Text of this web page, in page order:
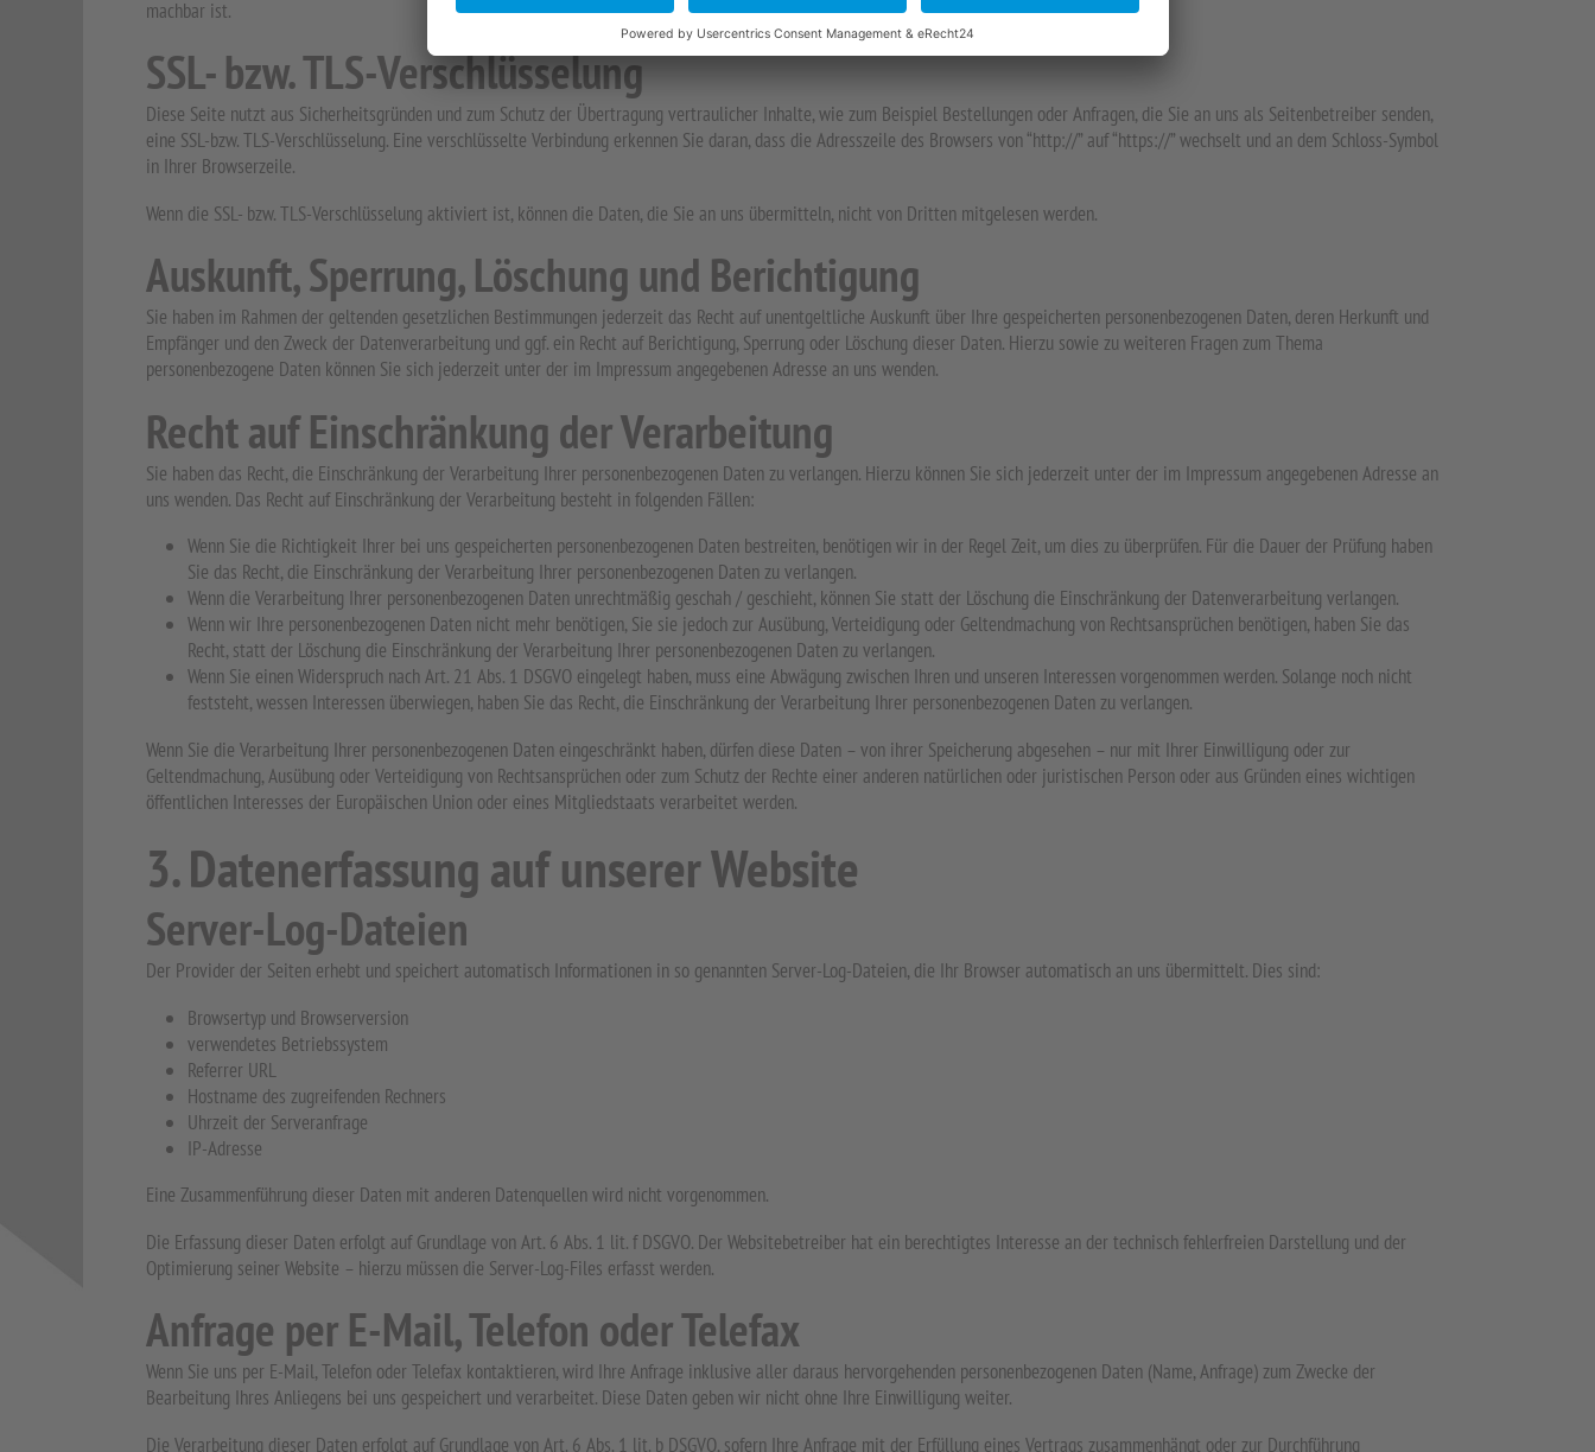
machbar ist.
SSL- bzw. TLS-Verschlüsselung
Diese Seite nutzt aus Sicherheitsgründen und zum Schutz der Übertragung vertraulicher Inhalte, wie zum Beispiel Bestellungen oder Anfragen, die Sie an uns als Seitenbetreiber senden,
eine SSL-bzw. TLS-Verschlüsselung. Eine verschlüsselte Verbindung erkennen Sie daran, dass die Adresszeile des Browsers von “http://” auf “https://” wechselt und an dem Schloss-Symbol
in Ihrer Browserzeile.
Wenn die SSL- bzw. TLS-Verschlüsselung aktiviert ist, können die Daten, die Sie an uns übermitteln, nicht von Dritten mitgelesen werden.
Auskunft, Sperrung, Löschung und Berichtigung
Sie haben im Rahmen der geltenden gesetzlichen Bestimmungen jederzeit das Recht auf unentgeltliche Auskunft über Ihre gespeicherten personenbezogenen Daten, deren Herkunft und
Empfänger und den Zweck der Datenverarbeitung und ggf. ein Recht auf Berichtigung, Sperrung oder Löschung dieser Daten. Hierzu sowie zu weiteren Fragen zum Thema
personenbezogene Daten können Sie sich jederzeit unter der im Impressum angegebenen Adresse an uns wenden.
Recht auf Einschränkung der Verarbeitung
Sie haben das Recht, die Einschränkung der Verarbeitung Ihrer personenbezogenen Daten zu verlangen. Hierzu können Sie sich jederzeit unter der im Impressum angegebenen Adresse an
uns wenden. Das Recht auf Einschränkung der Verarbeitung besteht in folgenden Fällen:
Wenn Sie die Richtigkeit Ihrer bei uns gespeicherten personenbezogenen Daten bestreiten, benötigen wir in der Regel Zeit, um dies zu überprüfen. Für die Dauer der Prüfung haben
Sie das Recht, die Einschränkung der Verarbeitung Ihrer personenbezogenen Daten zu verlangen.
Wenn die Verarbeitung Ihrer personenbezogenen Daten unrechtmäßig geschah / geschieht, können Sie statt der Löschung die Einschränkung der Datenverarbeitung verlangen.
Wenn wir Ihre personenbezogenen Daten nicht mehr benötigen, Sie sie jedoch zur Ausübung, Verteidigung oder Geltendmachung von Rechtsansprüchen benötigen, haben Sie das
Recht, statt der Löschung die Einschränkung der Verarbeitung Ihrer personenbezogenen Daten zu verlangen.
Wenn Sie einen Widerspruch nach Art. 21 Abs. 1 DSGVO eingelegt haben, muss eine Abwägung zwischen Ihren und unseren Interessen vorgenommen werden. Solange noch nicht
feststeht, wessen Interessen überwiegen, haben Sie das Recht, die Einschränkung der Verarbeitung Ihrer personenbezogenen Daten zu verlangen.
Wenn Sie die Verarbeitung Ihrer personenbezogenen Daten eingeschränkt haben, dürfen diese Daten – von ihrer Speicherung abgesehen – nur mit Ihrer Einwilligung oder zur
Geltendmachung, Ausübung oder Verteidigung von Rechtsansprüchen oder zum Schutz der Rechte einer anderen natürlichen oder juristischen Person oder aus Gründen eines wichtigen
öffentlichen Interesses der Europäischen Union oder eines Mitgliedstaats verarbeitet werden.
3. Datenerfassung auf unserer Website
Server-Log-Dateien
Der Provider der Seiten erhebt und speichert automatisch Informationen in so genannten Server-Log-Dateien, die Ihr Browser automatisch an uns übermittelt. Dies sind:
Browsertyp und Browserversion
verwendetes Betriebssystem
Referrer URL
Hostname des zugreifenden Rechners
Uhrzeit der Serveranfrage
IP-Adresse
Eine Zusammenführung dieser Daten mit anderen Datenquellen wird nicht vorgenommen.
Die Erfassung dieser Daten erfolgt auf Grundlage von Art. 6 Abs. 1 lit. f DSGVO. Der Websitebetreiber hat ein berechtigtes Interesse an der technisch fehlerfreien Darstellung und der
Optimierung seiner Website – hierzu müssen die Server-Log-Files erfasst werden.
Anfrage per E-Mail, Telefon oder Telefax
Wenn Sie uns per E-Mail, Telefon oder Telefax kontaktieren, wird Ihre Anfrage inklusive aller daraus hervorgehenden personenbezogenen Daten (Name, Anfrage) zum Zwecke der
Bearbeitung Ihres Anliegens bei uns gespeichert und verarbeitet. Diese Daten geben wir nicht ohne Ihre Einwilligung weiter.
Die Verarbeitung dieser Daten erfolgt auf Grundlage von Art. 6 Abs. 1 lit. b DSGVO, sofern Ihre Anfrage mit der Erfüllung eines Vertrags zusammenhängt oder zur Durchführung